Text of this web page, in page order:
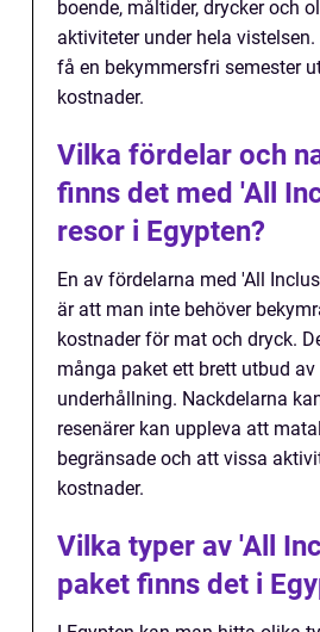
boende, måltider, drycker och
aktiviteter under hela
få en bekymmersfri semester
kostnader.
Vilka fördelar och
finns det med 'All
resor i Egypten?
En av fördelarna med 'All
är att man inte behöver
kostnader för mat och dryck.
många paket ett brett utbud
underhållning. Nackdelarna
resenärer kan uppleva att
begränsade och att vissa
kostnader.
Vilka typer av 'All
paket finns det i